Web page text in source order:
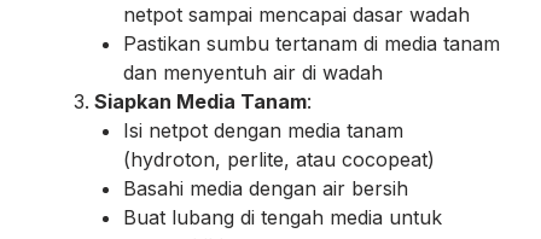
netpot sampai mencapai dasar wadah
Pastikan sumbu tertanam di media tanam
dan menyentuh air di wadah
Siapkan Media Tanam:
Isi netpot dengan media tanam
(hydroton, perlite, atau cocopeat)
Basahi media dengan air bersih
Buat lubang di tengah media untuk